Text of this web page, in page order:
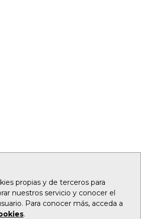
propias y de terceros para
nuestros servicio y conocer el
Para conocer más, acceda a
.